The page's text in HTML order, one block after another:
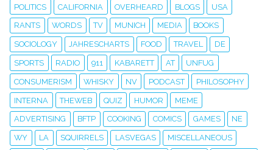
POLITICS CALIFORNIA OVERHEARD BLOGS USA
RANTS WORDS TV MUNICH MEDIA BOOKS
SOCIOLOGY JAHRESCHARTS FOOD TRAVEL DE
SPORTS RADIO 911 KABARETT AT UNFUG
CONSUMERISM WHISKY NV PODCAST PHILOSOPHY
INTERNA THEWEB QUIZ HUMOR MEME
ADVERTISING BFTP COOKING COMICS GAMES NE
WY LA SQUIRRELS LASVEGAS MISCELLANEOUS